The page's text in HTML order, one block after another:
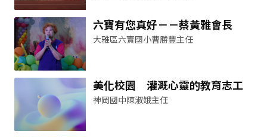
六寶有您真好－－蔡黃雅會長
大雅區六寶國小曹勝豐主任
美化校園 灌溉心靈的教育志工
神岡國中陳淑娥主任